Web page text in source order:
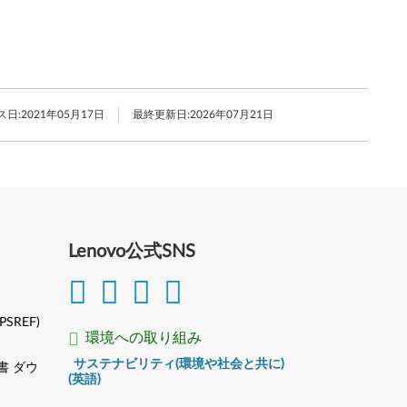
日:2021年05月17日 最終更新日:2026年07月21日
Lenovo公式SNS
環境への取り組み
サステナビリティ(環境や社会と共に)
(英語)
ダウ